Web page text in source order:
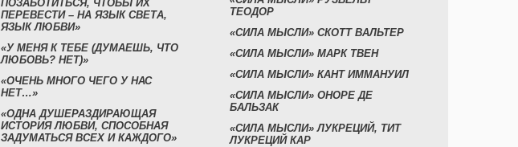
ПОЗАБОТИТЬСЯ, ЧТОБЫ ИХ
ПЕРЕВЕСТИ – НА ЯЗЫК СВЕТА,
ЯЗЫК ЛЮБВИ»
«У МЕНЯ К ТЕБЕ (ДУМАЕШЬ, ЧТО
ЛЮБОВЬ? НЕТ)»
«ОЧЕНЬ МНОГО ЧЕГО У НАС
НЕТ…»
«ОДНА ДУШЕРАЗДИРАЮЩАЯ
ИСТОРИЯ ЛЮБВИ, СПОСОБНАЯ
ЗАДУМАТЬСЯ ВСЕХ И КАЖДОГО»
ТЕОДОР
«СИЛА МЫСЛИ» СКОТТ ВАЛЬТЕР
«СИЛА МЫСЛИ» МАРК ТВЕН
«СИЛА МЫСЛИ» КАНТ ИММАНУИЛ
«СИЛА МЫСЛИ» ОНОРЕ ДЕ
БАЛЬЗАК
«СИЛА МЫСЛИ» ЛУКРЕЦИЙ, ТИТ
ЛУКРЕЦИЙ КАР